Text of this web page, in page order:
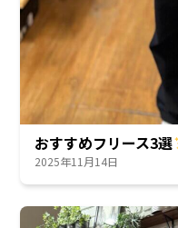
おすすめフリース3選
2025年11月14日